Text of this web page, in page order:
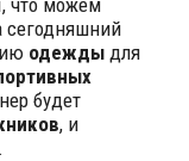
что можем
сегодняшний
одеждыдля
будет
, и
.